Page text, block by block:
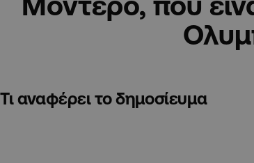
Τι αναφέρει το δημοσίευμα